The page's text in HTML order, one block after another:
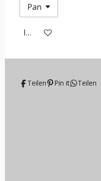
In den Warenkorb
Teilen Pin it Teilen